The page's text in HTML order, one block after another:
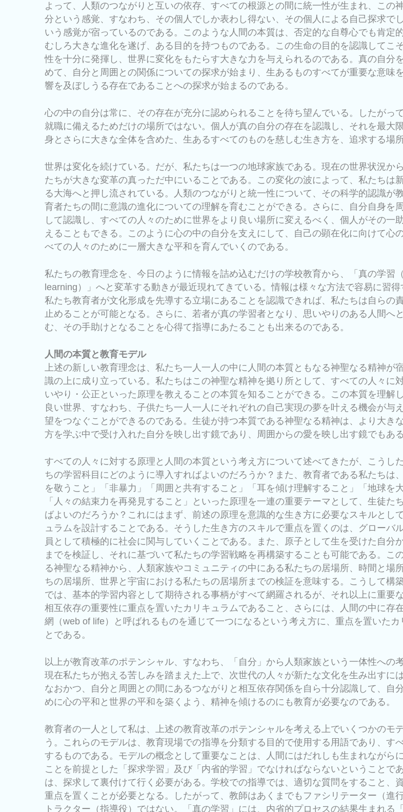
よって、人類のつながりと互いの依存、すべての根源との間に統一性が生まれ、この
分という感覚、すなわち、その個人でしか表わし得ない、その個人による自己探求で
いう感覚が宿っているのである。このような人間の本質は、否定的な自尊心でも肯定
むしろ大きな進化を遂げ、ある目的を持つものである。この生命の目的を認識してこ
性を十分に発揮し、世界に変化をもたらす大きな力を与えられるのである。真の自分
めて、自分と周囲との関係についての探求が始まり、生あるものすべてが重要な意味
響を及ぼしうる存在であることへの探求が始まるのである。
心の中の自分は常に、その存在が充分に認められることを待ち望んでいる。したがっ
就職に備えるためだけの場所ではない。個人が真の自分の存在を認識し、それを最大
身とさらに大きな全体を含めた、生あるすべてのものを慈しむ生き方を、追求する場所
世界は変化を続けている。だが、私たちは一つの地球家族である。現在の世界状況か
たちが大きな変革の真っただ中にいることである。この変化の波によって、私たちは
る大海へと押し流されている。人類のつながりと統一性について、その科学的認識が
育者たちの間に意識の進化についての理解を育むことができる。さらに、自分自身を
して認識し、すべての人々のために世界をより良い場所に変えるべく、個人がその一
えることもできる。このように心の中の自分を支えにして、自己の顕在化に向けて心
べての人々のために一層大きな平和を育んでいくのである。
私たちの教育理念を、今日のように情報を詰め込むだけの学校教育から、「真の学習
learning）」へと変革する動きが最近現れてきている。情報は様々な方法で容易に習得
私たち教育者が文化形成を先導する立場にあることを認識できれば、私たちは自らの
止めることが可能となる。さらに、若者が真の学習者となり、思いやりのある人間へ
む、その手助けとなることを心得て指導にあたることも出来るのである。
人間の本質と教育モデル
上述の新しい教育理念は、私たち一人一人の中に人間の本質ともなる神聖なる精神が
識の上に成り立っている。私たちはこの神聖な精神を拠り所として、すべての人々に
いやり・公正といった原理を教えることの本質を知ることができる。この本質を理解
良い世界、すなわち、子供たち一人一人にそれぞれの自己実現の夢を叶える機会が与
望をつなぐことができるのである。生徒が持つ本質である神聖なる精神は、より大き
方を学ぶ中で受け入れた自分を映し出す鏡であり、周囲からの愛を映し出す鏡でもある
すべての人々に対する原理と人間の本質という考え方について述べてきたが、こうし
ちの学習科目にどのように導入すればよいのだろうか？また、教育者である私たちは
を敬うこと」「非暴力」「周囲と共有すること」「耳を傾け理解すること」「地球を
「人々の結束力を再発見すること」といった原理を一連の重要テーマとして、生徒た
ばよいのだろうか？これにはまず、前述の原理を意識的な生き方に必要なスキルとし
ュラムを設計することである。そうした生き方のスキルで重点を置くのは、グローバ
員として積極的に社会に関与していくことである。また、原子として生を受けた自分
までを検証し、それに基づいて私たちの学習戦略を再構築することも可能である。こ
る神聖なる精神から、人類家族やコミュニティの中にある私たちの居場所、時間と場
ちの居場所、世界と宇宙における私たちの居場所までの検証を意味する。こうして構
では、基本的学習内容として期待される事柄がすべて網羅されるが、それ以上に重要
相互依存の重要性に重点を置いたカリキュラムであること、さらには、人間の中に存
網（web of life）と呼ばれるものを通じて一つになるという考え方に、重点を置いたカ
とである。
以上が教育改革のポテンシャル、すなわち、「自分」から人類家族という一体性への
現在私たちが抱える苦しみを踏まえた上で、次世代の人々が新たな文化を生み出すに
なおかつ、自分と周囲との間にあるつながりと相互依存関係を自ら十分認識して、自
めに心の平和と世界の平和を築くよう、精神を傾けるのにも教育が必要なのである。
教育者の一人として私は、上述の教育改革のポテンシャルを考える上でいくつかのモ
う。これらのモデルは、教育現場での指導を分類する目的で使用する用語であり、す
するものである。モデルの概念として重要なことは、人間にはだれしも生まれながら
ことを前提とした「探求学習」及び「内省的学習」でなければならないということで
は、探求して裏付けて行く必要がある。学校での指導では、適切な質問をすること、
重点を置くことが必要となる。したがって、教師はあくまでもファシリテーター（進
トラクター（指導役）ではない。「真の学習」には、内省的プロセスの結果生まれる